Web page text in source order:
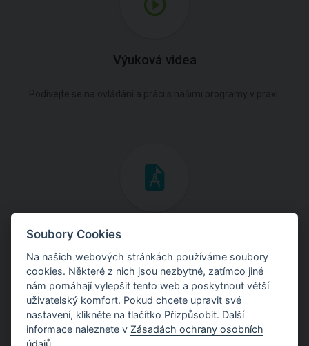
Výuková videa
Inženýrské manuály
Stáhněte si manuály s teoretickými i praktickými ukázkami
použití programů.
Soubory Cookies
Na našich webových stránkách používáme soubory
cookies. Některé z nich jsou nezbytné, zatímco jiné
nám pomáhají vylepšit tento web a poskytnout větší
uživatelský komfort. Pokud chcete upravit své
nastavení, klikněte na tlačítko Přizpůsobit. Další
informace naleznete v Zásadách ochrany osobních
údajů